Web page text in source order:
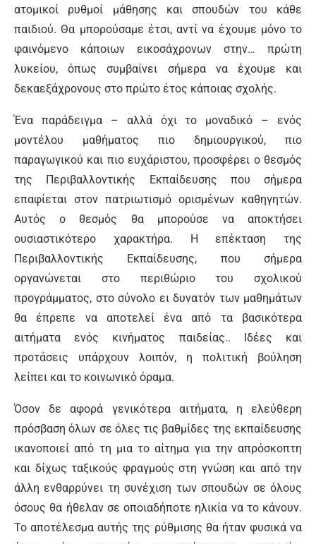
ατομικοί ρυθμοί μάθησης και σπουδών του κάθε
παιδιού. Θα μπορούσαμε έτσι, αντί να έχουμε μόνο το
φαινόμενο κάποιων εικοσάχρονων στην… πρώτη
λυκείου, όπως συμβαίνει σήμερα να έχουμε και
δεκαεξάχρονους στο πρώτο έτος κάποιας σχολής.
Ένα παράδειγμα – αλλά όχι το μοναδικό – ενός
μοντέλου μαθήματος πιο δημιουργικού, πιο
παραγωγικού και πιο ευχάριστου, προσφέρει ο θεσμός
της Περιβαλλοντικής Εκπαίδευσης που σήμερα
επαφίεται στον πατριωτισμό ορισμένων καθηγητών.
Αυτός ο θεσμός θα μπορούσε να αποκτήσει
ουσιαστικότερο χαρακτήρα. Η επέκταση της
Περιβαλλοντικής Εκπαίδευσης, που σήμερα
οργανώνεται στο περιθώριο του σχολικού
προγράμματος, στο σύνολο ει δυνατόν των μαθημάτων
θα έπρεπε να αποτελεί ένα από τα βασικότερα
αιτήματα ενός κινήματος παιδείας.. Ιδέες και
προτάσεις υπάρχουν λοιπόν, η πολιτική βούληση
λείπει και το κοινωνικό όραμα.
Όσον δε αφορά γενικότερα αιτήματα, η ελεύθερη
πρόσβαση όλων σε όλες τις βαθμίδες της εκπαίδευσης
ικανοποιεί από τη μια το αίτημα για την απρόσκοπτη
και δίχως ταξικούς φραγμούς στη γνώση και από την
άλλη ενθαρρύνει τη συνέχιση των σπουδών σε όλους
όσους θα ήθελαν σε οποιαδήποτε ηλικία να το κάνουν.
Το αποτέλεσμα αυτής της ρύθμισης θα ήταν φυσικά να